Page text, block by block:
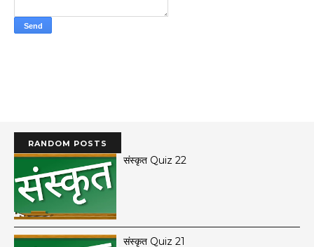
RANDOM POSTS
संस्कृत Quiz 22
संस्कृत Quiz 21